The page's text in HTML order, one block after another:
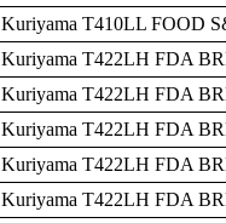
Kuriyama T410LL FOOD
Kuriyama T422LH FDA
Kuriyama T422LH FDA
Kuriyama T422LH FDA
Kuriyama T422LH FDA
Kuriyama T422LH FDA